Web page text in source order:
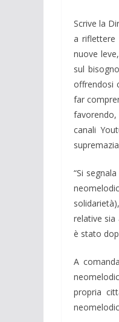
Scrive la
a riflettere
nuove
sul
offrendosi
far
canali
“Si
relative sia
è stato
A
propria